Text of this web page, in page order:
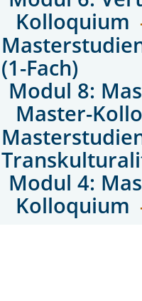
Kolloquium
(1-Fach)
Modul 8:
Master-
Modul 4:
Kolloquium